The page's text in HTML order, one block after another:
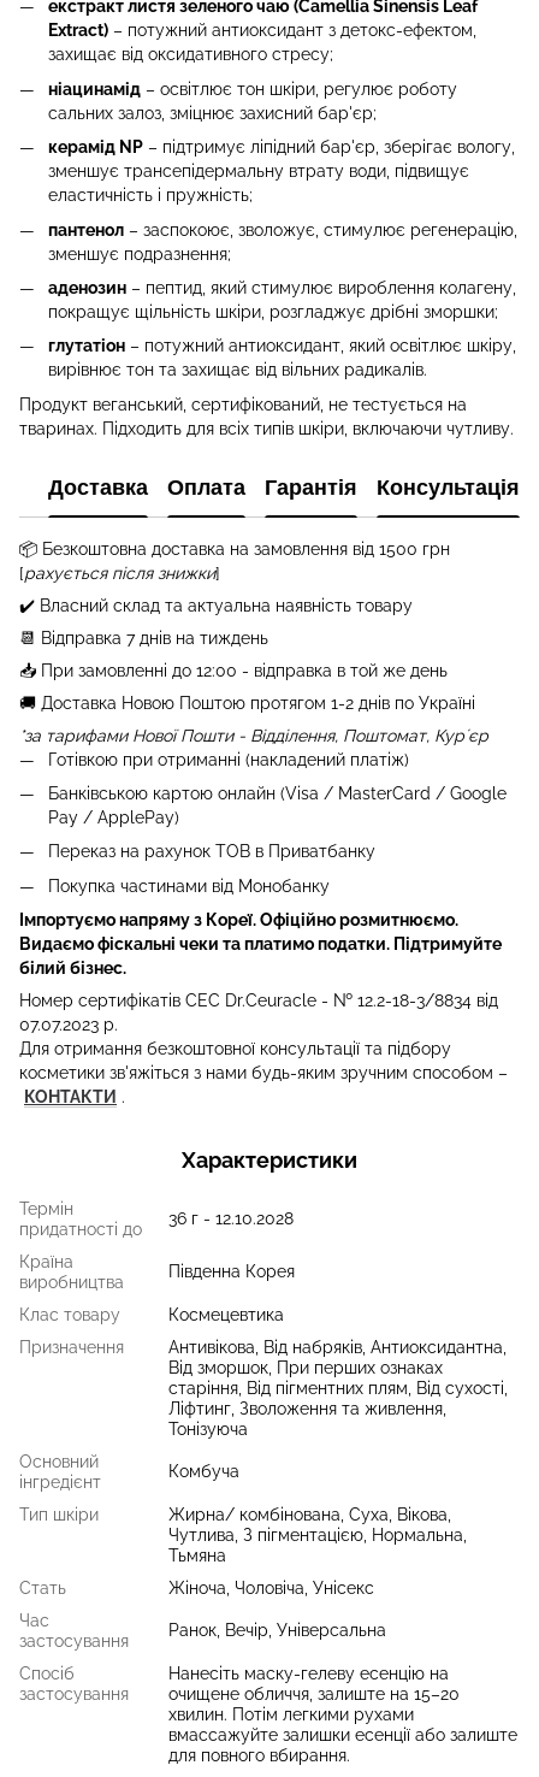
екстракт листя зеленого чаю (Camellia Sinensis Leaf
Extract) – потужний антиоксидант з детокс-ефектом,
захищає від оксидативного стресу;
ніацинамід – освітлює тон шкіри, регулює роботу
сальних залоз, зміцнює захисний бар'єр;
керамід NP – підтримує ліпідний бар'єр, зберігає вологу,
зменшує трансепідермальну втрату води, підвищує
еластичність і пружність;
пантенол – заспокоює, зволожує, стимулює регенерацію,
зменшує подразнення;
аденозин – пептид, який стимулює вироблення колагену,
покращує щільність шкіри, розгладжує дрібні зморшки;
глутатіон – потужний антиоксидант, який освітлює шкіру,
вирівнює тон та захищає від вільних радикалів.
Продукт веганський, сертифікований, не тестується на
тваринах. Підходить для всіх типів шкіри, включаючи чутливу.
Доставка Оплата Гарантія Консультація
📦 Безкоштовна доставка на замовлення від 1500 грн
[рахується після знижки]
✔️ Власний склад та актуальна наявність товару
📆 Відправка 7 днів на тиждень
📥 При замовленні до 12:00 - відправка в той же день
🚚 Доставка Новою Поштою протягом 1-2 днів по Україні
*за тарифами Нової Пошти - Відділення, Поштомат, Курʼєр
Готівкою при отриманні (накладений платіж)
Банківською картою онлайн (Visa / MasterCard / Google
Pay / ApplePay)
Переказ на рахунок ТОВ в Приватбанку
Покупка частинами від Монобанку
Імпортуємо напряму з Кореї. Офіційно розмитнюємо.
Видаємо фіскальні чеки та платимо податки. Підтримуйте
білий бізнес.
Номер сертифікатів СЕС Dr.Ceuracle - № 12.2-18-3/8834 від
07.07.2023 р.
Для отримання безкоштовної консультації та підбору
косметики зв'яжіться з нами будь-яким зручним способом –
КОНТАКТИ .
Характеристики
Термін
придатності до
36 г - 12.10.2028
Країна
виробництва
Південна Корея
Клас товару
Космецевтика
Призначення
Антивікова, Від набряків, Антиоксидантна,
Від зморшок, При перших ознаках
старіння, Від пігментних плям, Від сухості,
Ліфтинг, Зволоження та живлення,
Тонізуюча
Основний
інгредієнт
Комбуча
Тип шкіри
Жирна/ комбінована, Суха, Вікова,
Чутлива, З пігментацією, Нормальна,
Тьмяна
Стать
Жіноча, Чоловіча, Унісекс
Час
застосування
Ранок, Вечір, Універсальна
Спосіб
застосування
Нанесіть маску-гелеву есенцію на
очищене обличчя, залиште на 15–20
хвилин. Потім легкими рухами
вмассажуйте залишки есенції або залиште
для повного вбирання.